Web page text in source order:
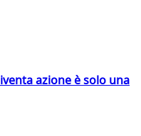
azione è solo una